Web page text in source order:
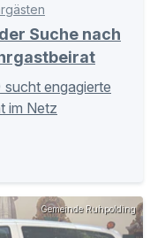
Suche nach
sucht engagierte
im Netz
Gemeinde Ruhpolding